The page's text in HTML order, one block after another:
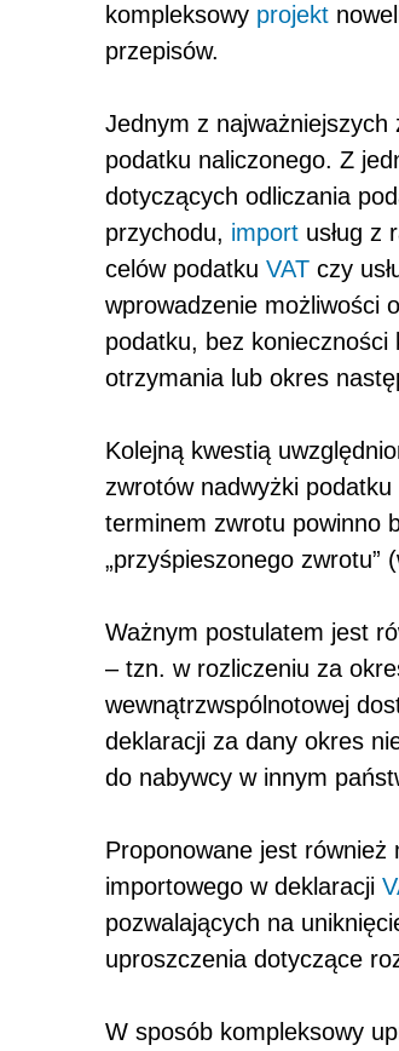
kompleksowy projekt
przepisów.
Jednym z
podatku naliczonego. Z
dotyczących odliczania
przychodu, import usług z
celów podatku VAT czy
wprowadzenie możliwości
podatku, bez
otrzymania lub okres
Kolejną kwestią
zwrotów nadwyżki
terminem zwrotu powinno
„przyśpieszonego zwrotu”
Ważnym postulatem jest
– tzn. w rozliczeniu za
wewnątrzwspólnotowej
deklaracji za dany okres
do nabywcy w innym
Proponowane jest również
importowego w deklaracji
pozwalających na
uproszczenia dotyczące
W sposób kompleksowy